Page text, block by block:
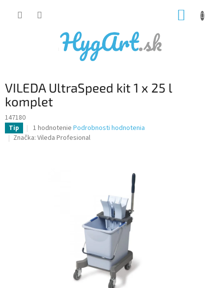
VILEDA UltraSpeed kit 1 x 25 l
komplet
147180
Tip
Priemerné
hodnotenie
1 hodnotenie Podrobnosti hodnotenia
Značka: Vileda Profesional